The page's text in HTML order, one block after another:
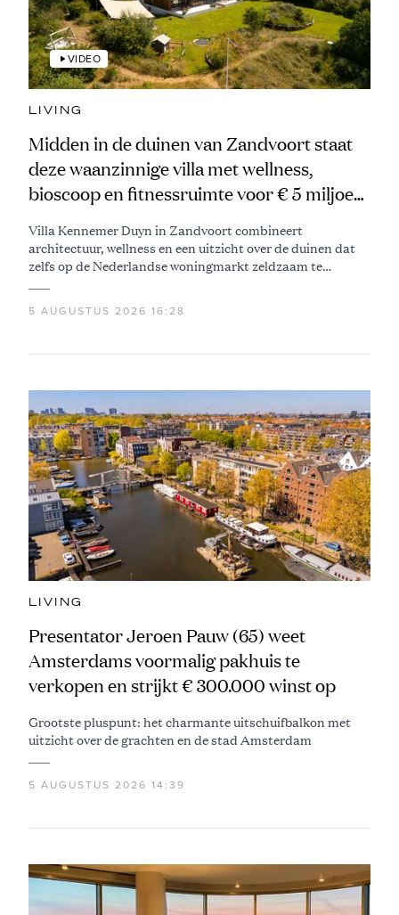
VIDEO
LIVING
Midden in de duinen van Zandvoort staat
deze waanzinnige villa met wellness,
bioscoop en fitnessruimte voor € 5 miljoen
Villa Kennemer Duyn in Zandvoort combineert
architectuur, wellness en een uitzicht over de duinen dat
zelfs op de Nederlandse woningmarkt zeldzaam te
5 AUGUSTUS 2026 16:28
LIVING
Presentator Jeroen Pauw (65) weet
Amsterdams voormalig pakhuis te
verkopen en strijkt € 300.000 winst op
Grootste pluspunt: het charmante uitschuifbalkon met
uitzicht over de grachten en de stad Amsterdam
5 AUGUSTUS 2026 14:39